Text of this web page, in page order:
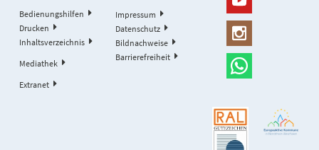
Bedienungshilfen
Drucken
Inhaltsverzeichnis
Mediathek
Extranet
Impressum
Datenschutz
Bildnachweise
Barrierefreiheit